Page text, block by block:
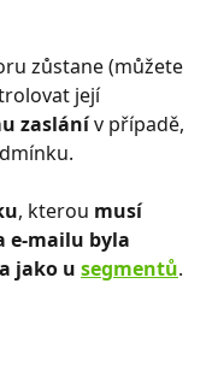
zůstane (můžete
její
zaslání v případě,
, kterou musí
e-mailu byla
jako u segmentů.